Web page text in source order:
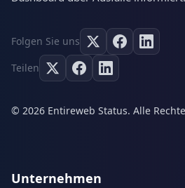
Folgen Sie uns
Teilen
© 2026 Entireweb Status. Alle
Unternehmen